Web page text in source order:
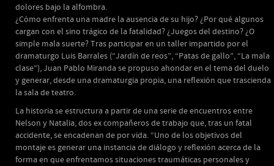
dolores bajo la alfombra.
¿Cómo enfrenta una madre la ausencia de su hijo? ¿Por qué algunos
cargan con el sino trágico de la fatalidad? ¿Juegos del destino? ¿O
simple mala suerte? Tras participar en un taller impartido por el
dramaturgo Luis Barrales (“Jardín de reos”, “Patas de gallo”, “La mala
clase”), Juan Pablo Miranda se propuso ahondar en el tema del duelo
y generar, desde una dramaturgia propia, una reflexión que trascienda
la sala de teatro.
La historia se estructura a partir de una serie de encuentros entre
Nelson y Natalia, dos ex compañeros de trabajo que, tras un fatal
accidente, se encadenan de por vida. “Uno de los objetivos del
montaje es generar una instancia de diálogo y reflexión acerca de la
forma en que enfrentamos situaciones traumáticas personales y